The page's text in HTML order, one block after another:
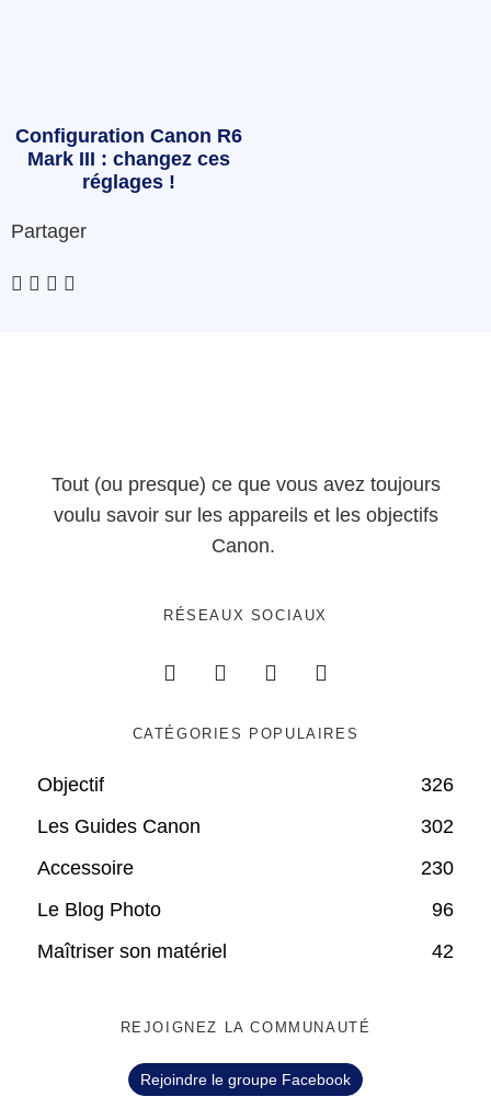
Configuration Canon R6
Mark III : changez ces
réglages !
Partager
Tout (ou presque) ce que vous avez toujours
voulu savoir sur les appareils et les objectifs
Canon.
RÉSEAUX SOCIAUX
CATÉGORIES POPULAIRES
Objectif
326
Les Guides Canon
302
Accessoire
230
Le Blog Photo
96
Maîtriser son matériel
42
REJOIGNEZ LA COMMUNAUTÉ
Rejoindre le groupe Facebook